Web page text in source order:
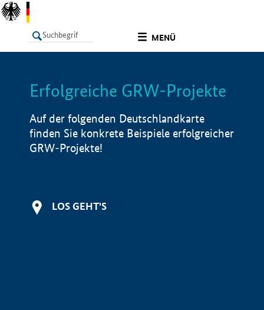
MENÜ
LISTE Info
Erfolgreiche GRW-Projekte
Auf der folgenden Deutschlandkarte
finden Sie konkrete Beispiele erfolgreicher
GRW-Projekte!
LOS GEHT'S